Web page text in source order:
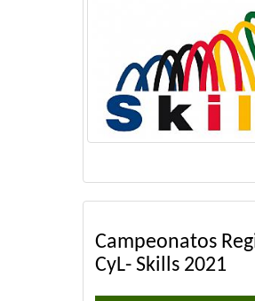
Campeonatos
CyL- Skills 2021